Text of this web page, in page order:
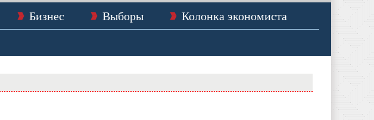
Бизнес Выборы
Колонка экономиста